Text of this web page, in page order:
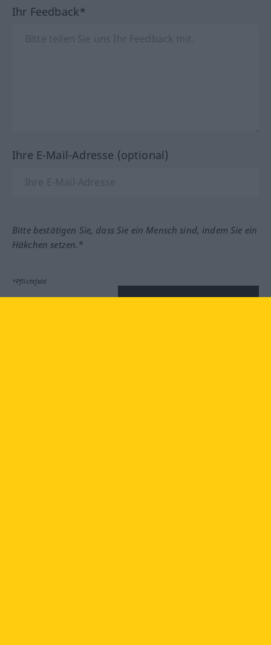
Ihr Feedback*
Ihre E-Mail-Adresse (optional)
Bitte bestätigen Sie, dass Sie ein Mensch sind, indem Sie ein
Häkchen setzen.*
*Pflichtfeld
Feedback absenden